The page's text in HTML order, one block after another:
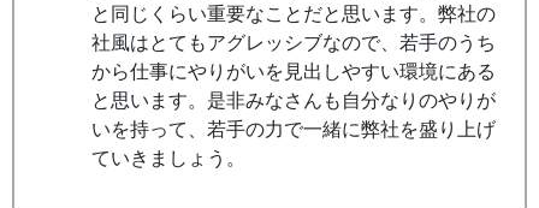
と同じくらい重要なことだと思います。弊社の
社風はとてもアグレッシブなので、若手のうち
から仕事にやりがいを見出しやすい環境にある
と思います。是非みなさんも自分なりのやりが
いを持って、若手の力で一緒に弊社を盛り上げ
ていきましょう。